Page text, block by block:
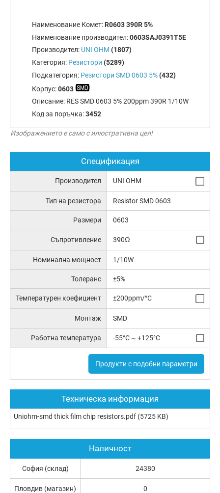
Наименование Комет: R0603 390R 5%
Наименование производител:0603SAJ0391T5E
Производител: UNI OHM (1807)
Категория: Резистори (5289)
Подкатегория: Резистори SMD 0603 5% (432)
Корпус:0603
Описание: RES SMD 0603 5% 200ppm 390R 1/10W
Код за поръчка:3452
Изображението е само с илюстративна цел!
Спецификация
Производител UNI OHM
Тип на резистора Resistor SMD 0603
Размери 0603
Съпротивление 390Ω
Номинална мощност 1/10W
Толеранс ±5%
Температурен коефициент ±200ppm/°C
Монтаж SMD
Работна температура -55°C ~ +125°C
Продукти с подобни параметри
Техническа информация
Uniohm-smd thick film chip resistors.pdf (5725 KB)
Наличност
София (склад) 24380
Пловдив (магазин) 0